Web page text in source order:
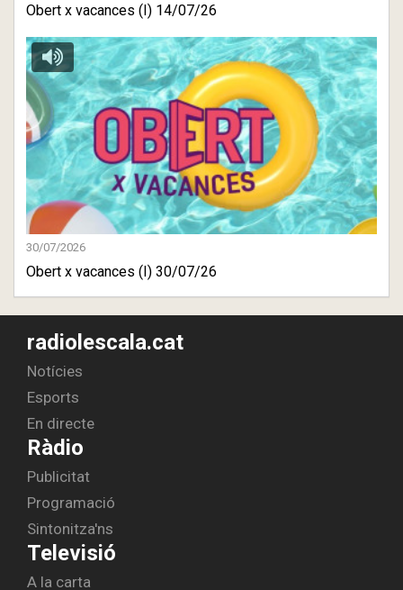
Obert x vacances (I) 14/07/26
30/07/2026
Obert x vacances (I) 30/07/26
radiolescala.cat
Notícies
Esports
En directe
Ràdio
Publicitat
Programació
Sintonitza'ns
Televisió
A la carta